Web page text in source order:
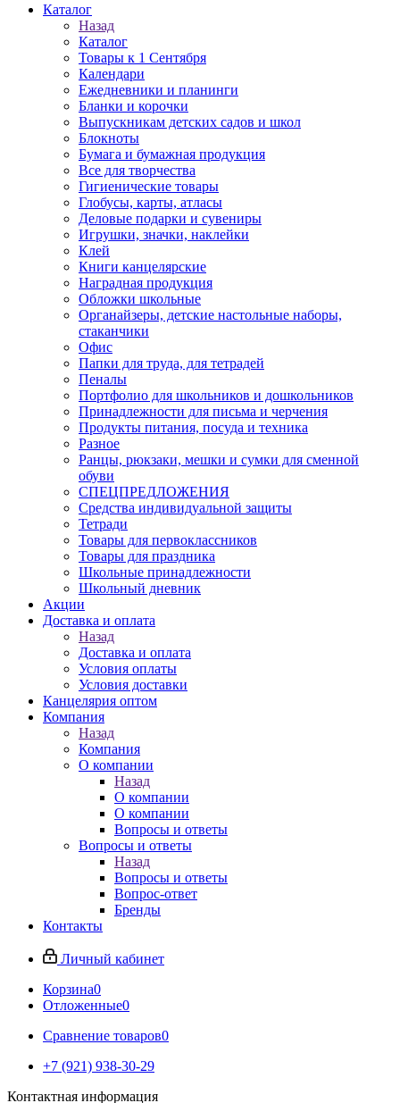
Каталог
Назад
Каталог
Товары к 1 Сентября
Календари
Ежедневники и планинги
Бланки и корочки
Выпускникам детских садов и школ
Блокноты
Бумага и бумажная продукция
Все для творчества
Гигиенические товары
Глобусы, карты, атласы
Деловые подарки и сувениры
Игрушки, значки, наклейки
Клей
Книги канцелярские
Наградная продукция
Обложки школьные
Органайзеры, детские настольные наборы,
стаканчики
Офис
Папки для труда, для тетрадей
Пеналы
Портфолио для школьников и дошкольников
Принадлежности для письма и черчения
Продукты питания, посуда и техника
Разное
Ранцы, рюкзаки, мешки и сумки для сменной
обуви
СПЕЦПРЕДЛОЖЕНИЯ
Средства индивидуальной защиты
Тетради
Товары для первоклассников
Товары для праздника
Школьные принадлежности
Школьный дневник
Акции
Доставка и оплата
Назад
Доставка и оплата
Условия оплаты
Условия доставки
Канцелярия оптом
Компания
Назад
Компания
О компании
Назад
О компании
О компании
Вопросы и ответы
Вопросы и ответы
Назад
Вопросы и ответы
Вопрос-ответ
Бренды
Контакты
Личный кабинет
Корзина0
Отложенные0
Сравнение товаров0
+7 (921) 938-30-29
Контактная информация